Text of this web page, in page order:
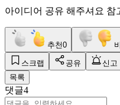
아이디어 공유 해주셔요 참
추천0
스크랩 공유
신고
목록
댓글4